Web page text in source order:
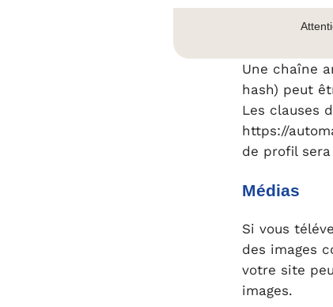
navigateur
indésirables.
Une chaîne
hash) peut
Les clauses
https://
de profil
Médias
Si vous
des images
votre site
images.